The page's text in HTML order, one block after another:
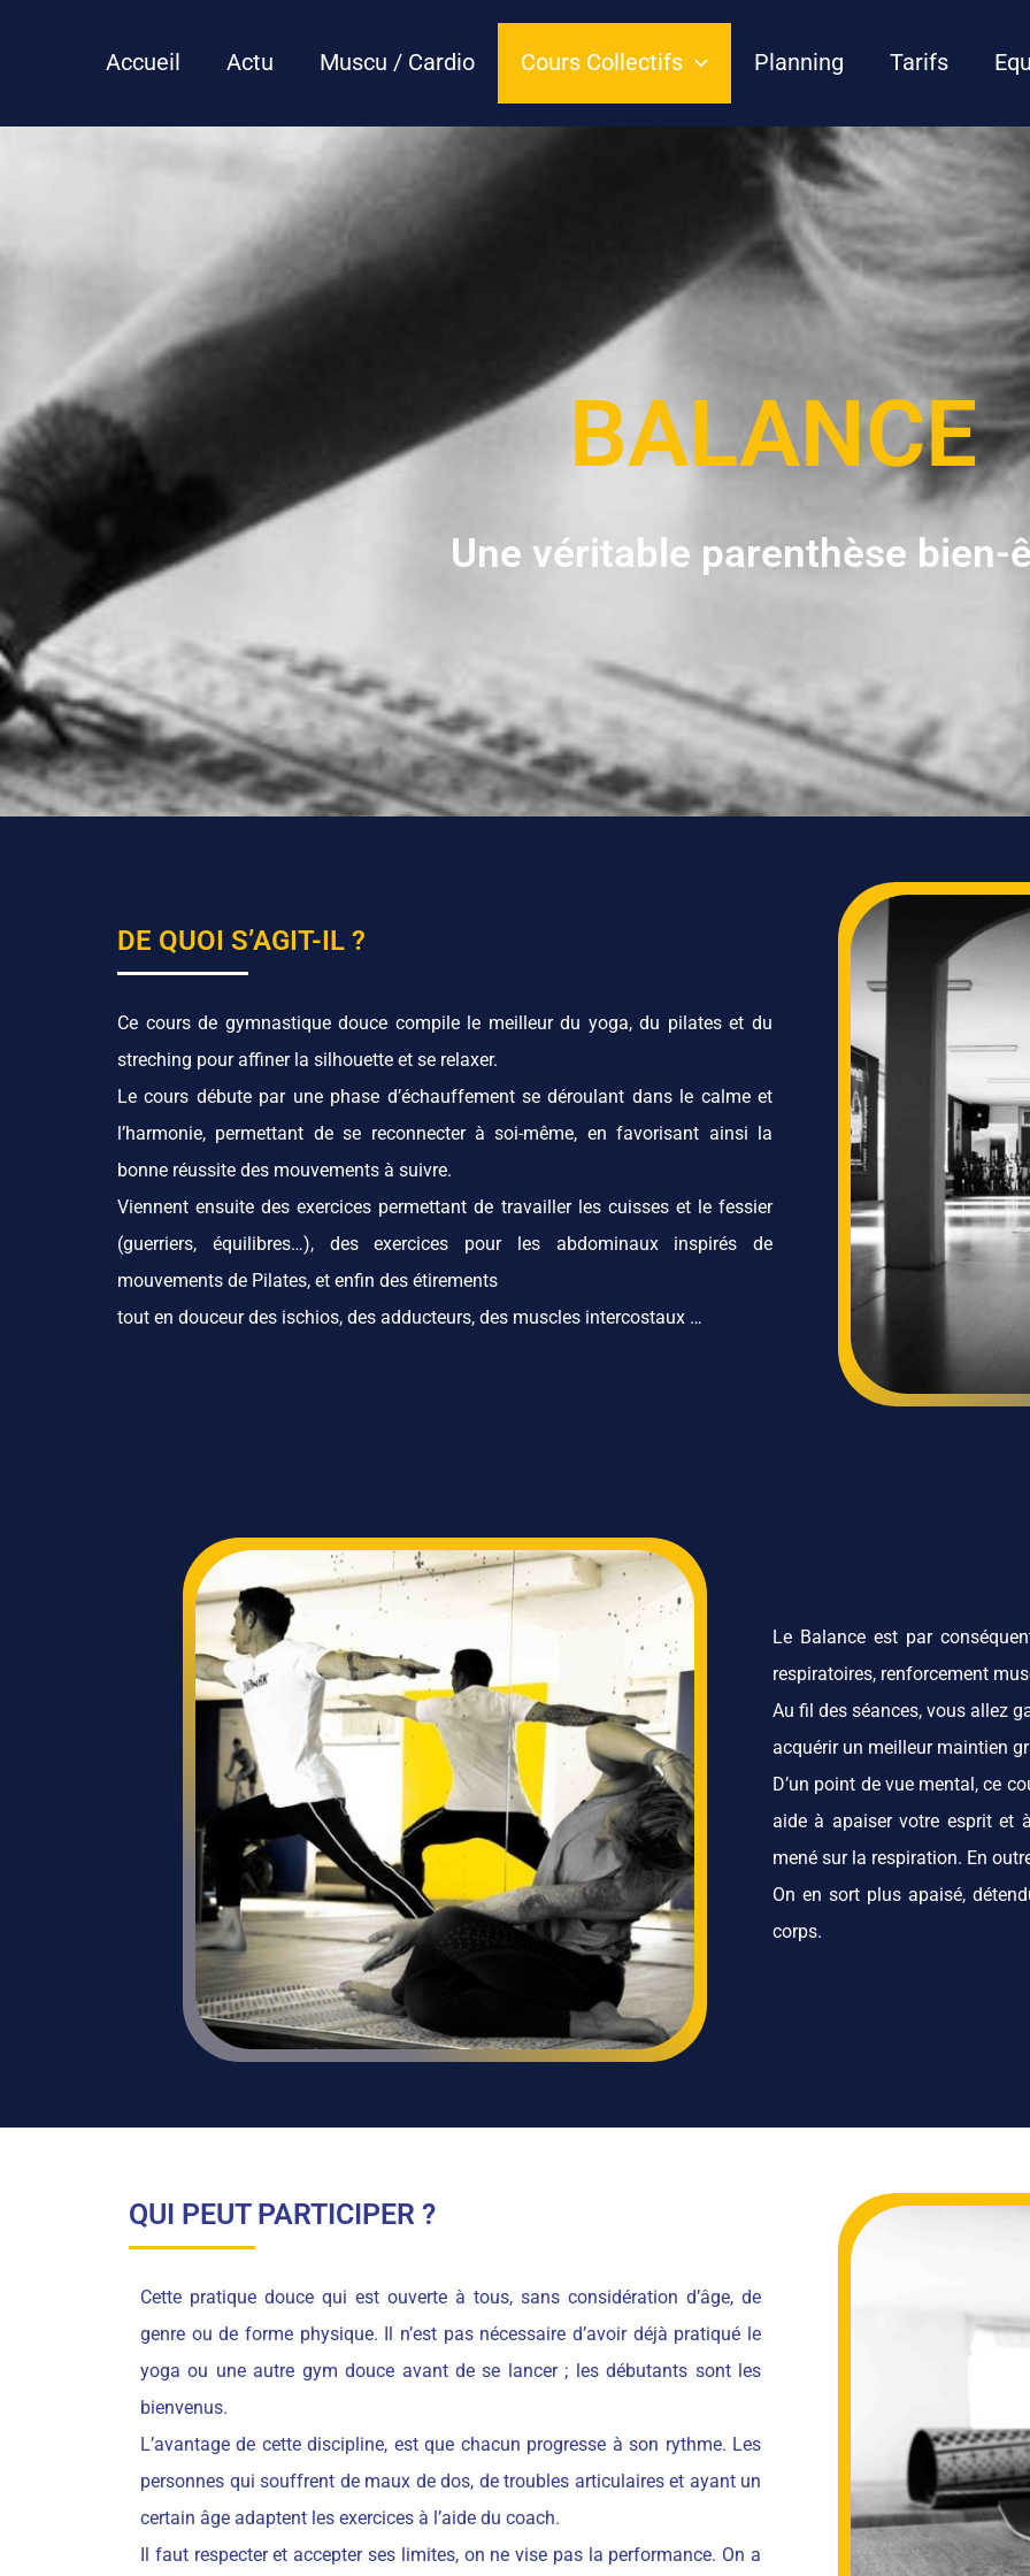
Accueil Actu Muscu / Cardio Cours Collectifs Planning Tarifs
BALANCE
Une véritable parenthèse bien-
DE QUOI S’AGIT-IL ?​
Ce cours de gymnastique douce compile le meilleur du yoga, du pilates et du
streching pour affiner la silhouette et se relaxer.
Le cours débute par une phase d’échauffement se déroulant dans le calme et
l’harmonie, permettant de se reconnecter à soi-même, en favorisant ainsi la
bonne réussite des mouvements à suivre.
Viennent ensuite des exercices permettant de travailler les cuisses et le fessier
(guerriers, équilibres…), des exercices pour les abdominaux inspirés de
mouvements de Pilates, et enfin des étirements
tout en douceur des ischios, des adducteurs, des muscles intercostaux …
Le Balance est par
respiratoires, renforcement
Au fil des séances, vous allez
acquérir un meilleur maintien
D’un point de vue mental, ce
aide à apaiser votre esprit et
mené sur la respiration. En
On en sort plus apaisé,
corps.
QUI PEUT PARTICIPER ?​​
Cette pratique douce qui est ouverte à tous, sans considération d’âge, de
genre ou de forme physique. Il n’est pas nécessaire d’avoir déjà pratiqué le
yoga ou une autre gym douce avant de se lancer ; les débutants sont les
bienvenus.
L’avantage de cette discipline, est que chacun progresse à son rythme. Les
personnes qui souffrent de maux de dos, de troubles articulaires et ayant un
certain âge adaptent les exercices à l’aide du coach.
Il faut respecter et accepter ses limites, on ne vise pas la performance. On a